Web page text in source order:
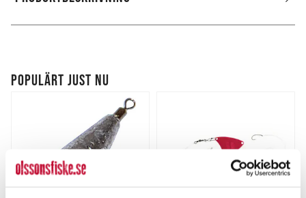
POPULÄRT JUST NU